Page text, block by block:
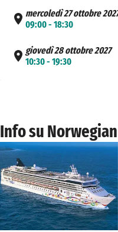
mercoledì 27 ottobre
09:00 - 18:30
giovedì 28 ottobre 2027
10:30 - 19:30
sabato 30 ottobre 2027
07:00 - 19:00
domenica 31 ottobre 2027
07:00
Info su